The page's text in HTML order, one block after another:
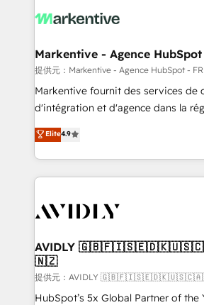
HubSpot大百科 出版 CRM・AI活用に関するご相談、現
せください。
results, fast. ⚙️CRM & RevOps: Align all Hubs to your
🎯Demand Gen & ABM: Drive
ABM, AEO, SEO, & paid media. 👩‍💻Web Design:
Build high-performing websites with
& conversion strategy that drive
AI, & maximize AEO with tailored AI
Integrations: Extend HubSpot with
Markentive - Agence
提供元：Markentive - Agence HubSpot -
Markentive fournit des services de
d'intégration et d'agence dans la
North America. Avec plus de 115
marketing automation, Growth,
webdesign. Markentive is both a consulting firm, a
digital agency and an integrator.
CRM and webdesign (We focus on
Elite4.9
AVIDLY
🇳🇿
提供元：AVIDLY
HubSpot’s 5x Global Partner of the